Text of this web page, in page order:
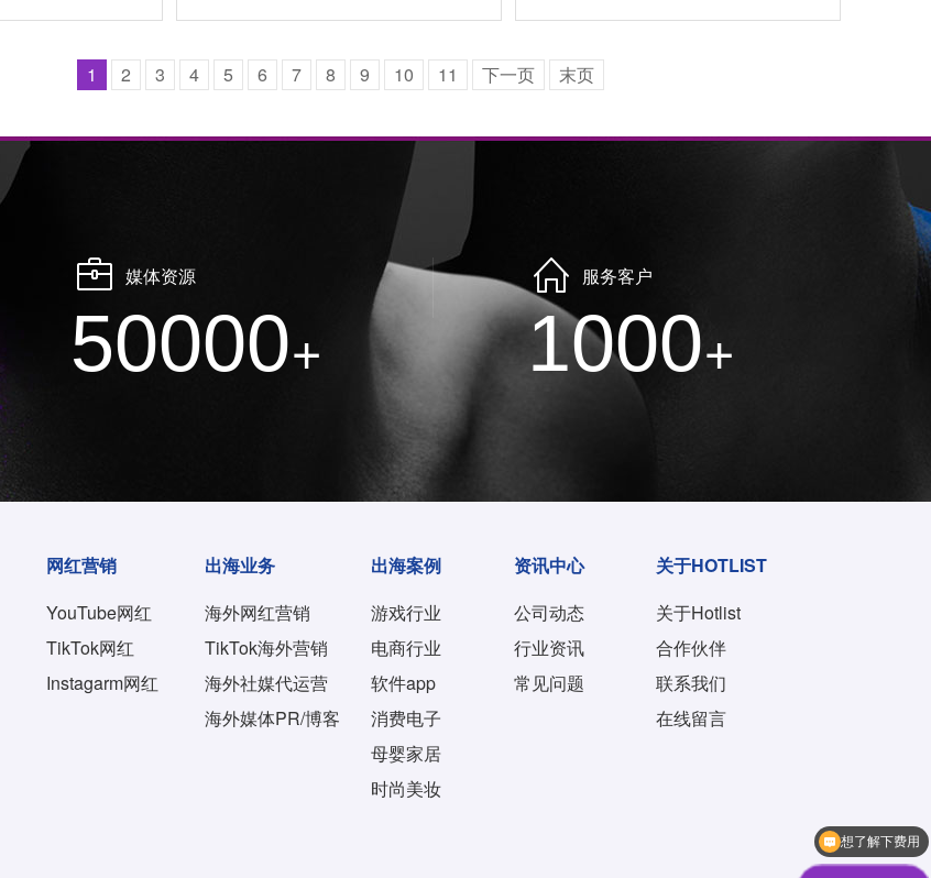
1 2 3 4 5 6 7 8 9 10 11 下一页 末页
媒体资源
50000+
服务客户
1000+
网红营销
YouTube网红
TikTok网红
Instagarm网红
出海业务
海外网红营销
TikTok海外营销
海外社媒代运营
海外媒体PR/博客
出海案例
游戏行业
电商行业
软件app
消费电子
母婴家居
时尚美妆
资讯中心
公司动态
行业资讯
常见问题
关于HOTLIST
关于Hotlist
合作伙伴
联系我们
在线留言
想了解下费用
都有什么服务